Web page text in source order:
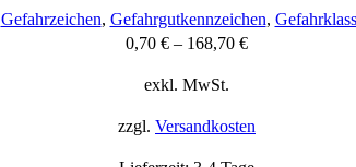
Gefahrzeichen, Gefahrgutkennzeichen,
0,70 € – 168,70 €
exkl. MwSt.
zzgl. Versandkosten